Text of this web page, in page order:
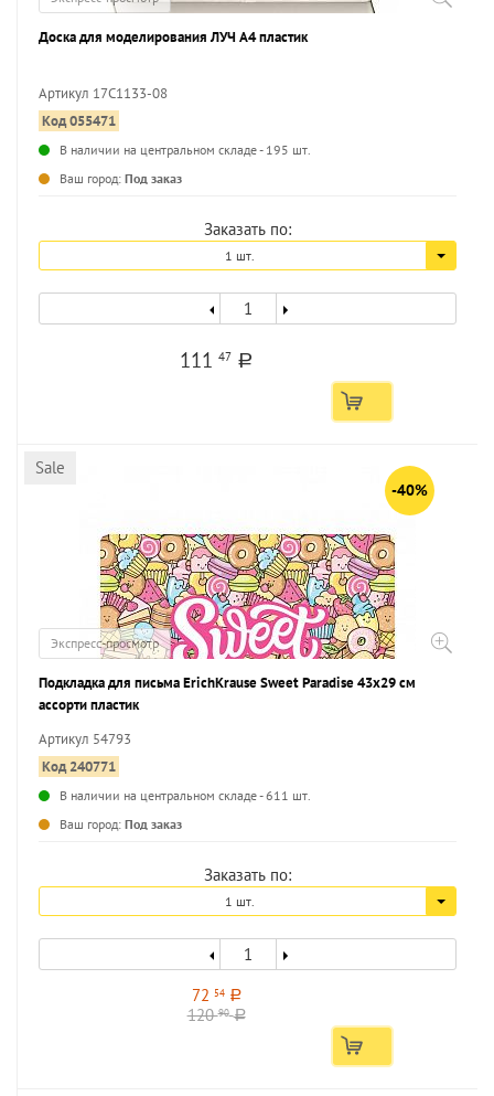
Доска для моделирования ЛУЧ А4 пластик
Артикул 17С1133-08
Код 055471
В наличии на центральном складе - 195 шт.
Ваш город: Под заказ
Заказать по:
1 шт.
11147 a
Sale
-40%
Экспресс-просмотр
Подкладка для письма ErichKrause Sweet Paradise 43х29 см
ассорти пластик
Артикул 54793
Код 240771
В наличии на центральном складе - 611 шт.
Ваш город: Под заказ
Заказать по:
1 шт.
72 54 a
12090 a